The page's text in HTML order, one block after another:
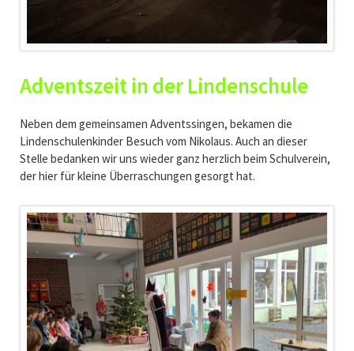
Adventszeit in der Lindenschule
Neben dem gemeinsamen Adventssingen, bekamen die
Lindenschulenkinder Besuch vom Nikolaus. Auch an dieser
Stelle bedanken wir uns wieder ganz herzlich beim Schulverein,
der hier für kleine Überraschungen gesorgt hat.